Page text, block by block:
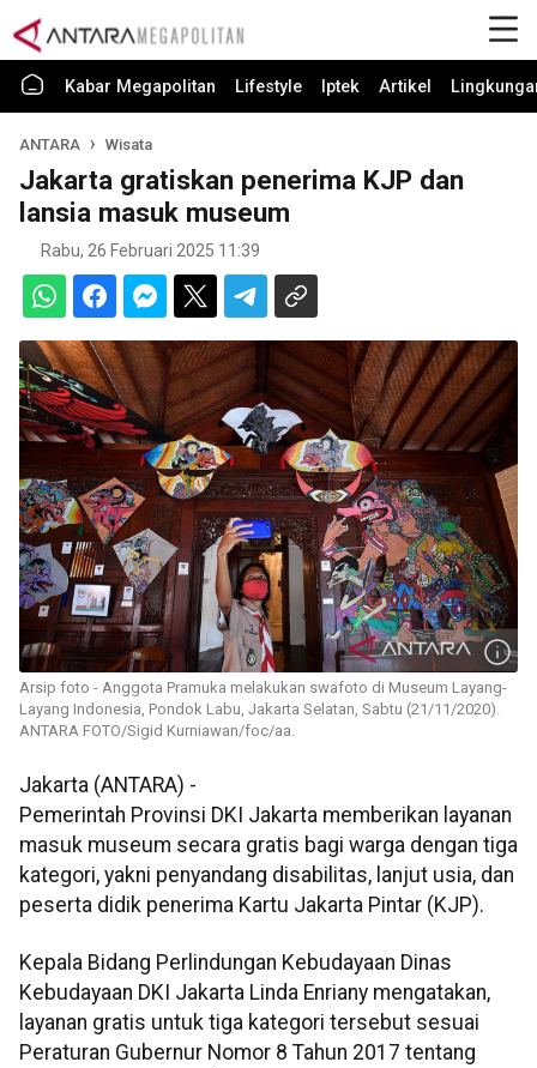
Kabar Megapolitan Lifestyle Iptek Artikel
ANTARA Wisata
Jakarta gratiskan penerima KJP dan
lansia masuk museum
Rabu, 26 Februari 2025 11:39
Arsip foto - Anggota Pramuka melakukan swafoto di Museum Layang-
Layang Indonesia, Pondok Labu, Jakarta Selatan, Sabtu (21/11/2020).
ANTARA FOTO/Sigid Kurniawan/foc/aa.
Jakarta (ANTARA) -
Pemerintah Provinsi DKI Jakarta memberikan layanan
masuk museum secara gratis bagi warga dengan tiga
kategori, yakni penyandang disabilitas, lanjut usia, dan
peserta didik penerima Kartu Jakarta Pintar (KJP).
Kepala Bidang Perlindungan Kebudayaan Dinas
Kebudayaan DKI Jakarta Linda Enriany mengatakan,
layanan gratis untuk tiga kategori tersebut sesuai
Peraturan Gubernur Nomor 8 Tahun 2017 tentang